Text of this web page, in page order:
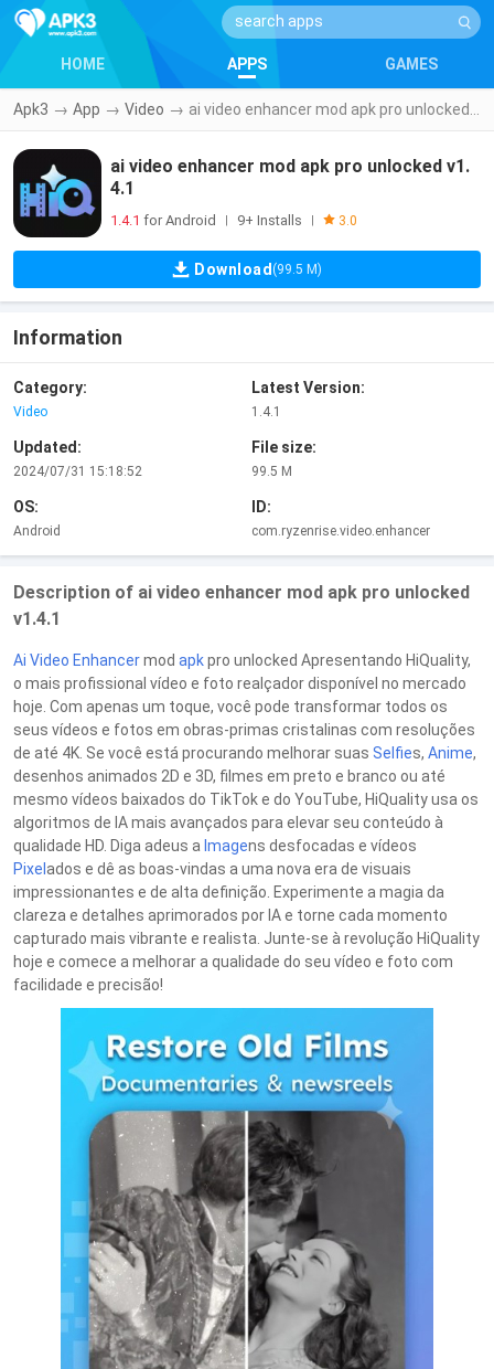
HOME APPS GAMES
Apk3 → App → Video →
ai video enhancer mod apk pro unlocked v1.
4.1
1.4.1 for Android 9+ Installs 3.0
Download (99.5 M)
Information
Category:
Video
Latest Version:
1.4.1
Updated:
2024/07/31 15:18:52
File size:
99.5 M
OS:
Android
ID:
com.ryzenrise.video.enhancer
Description of ai video enhancer mod apk pro unlocked
v1.4.1
Ai Video Enhancermod apkpro unlocked Apresentando HiQuality,
o mais profissional vídeo e foto realçador disponível no mercado
hoje. Com apenas um toque, você pode transformar todos os
seus vídeos e fotos em obras-primas cristalinas com resoluções
de até 4K. Se você está procurando melhorar suas Selfies, Anime,
desenhos animados 2D e 3D, filmes em preto e branco ou até
mesmo vídeos baixados do TikTok e do YouTube, HiQuality usa os
algoritmos de IA mais avançados para elevar seu conteúdo à
qualidade HD. Diga adeus a Imagens desfocadas e vídeos
Pixel ados e dê as boas-vindas a uma nova era de visuais
impressionantes e de alta definição. Experimente a magia da
clareza e detalhes aprimorados por IA e torne cada momento
capturado mais vibrante e realista. Junte-se à revolução HiQuality
hoje e comece a melhorar a qualidade do seu vídeo e foto com
facilidade e precisão!